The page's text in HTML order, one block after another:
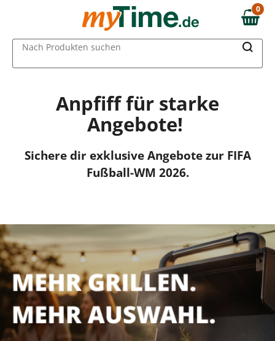
Zum Hauptinhalt springen
Zur Navigation springen
Zur Suche springen
0,00 €
0
Nach Produkten suchen
Anpfiff für starke
Angebote!
Sichere dir exklusive Angebote zur FIFA
Fußball-WM 2026.